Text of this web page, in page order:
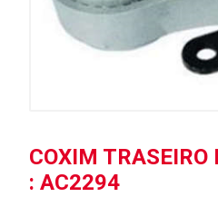
COXIM TRASEIRO
: AC2294